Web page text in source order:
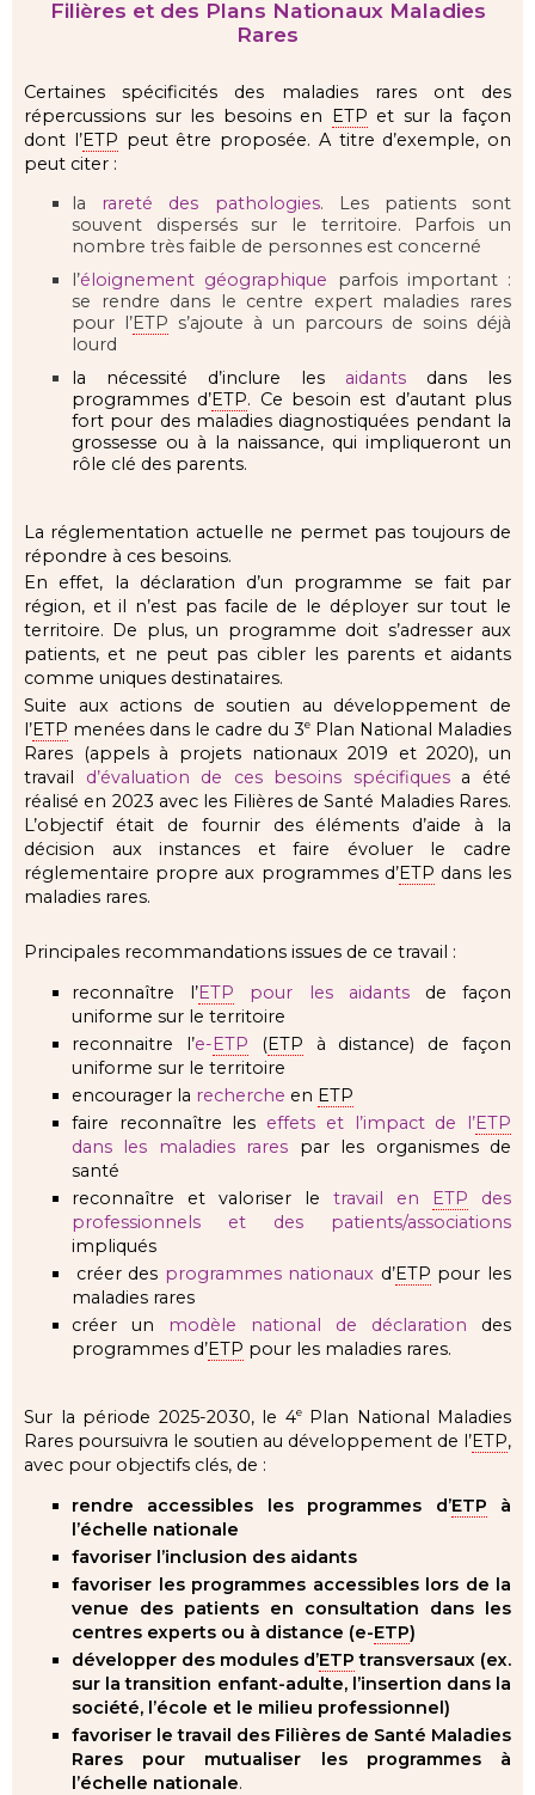
Filières et des Plans Nationaux Maladies
Rares
Certaines spécificités des maladies rares ont des
répercussions sur les besoins en ETP et sur la façon
dont l’ETP peut être proposée. A titre d’exemple, on
peut citer :
la
rareté des pathologies. Les patients sont
souvent dispersés sur le territoire. Parfois un
nombre très faible de personnes est concerné
l’éloignement géographique parfois important :
se rendre dans le centre expert maladies rares
pour l’ETP s’ajoute à un parcours de soins déjà
lourd
la nécessité d’inclure les aidants dans les
programmes d’ETP. Ce besoin est d’autant plus
fort pour des maladies diagnostiquées pendant la
grossesse ou à la naissance, qui impliqueront un
rôle clé des parents.
La réglementation actuelle ne permet pas toujours de
répondre à ces besoins.
En effet, la déclaration d’un programme se fait par
région, et il n’est pas facile de le déployer sur tout le
territoire. De plus, un programme doit s’adresser aux
patients, et ne peut pas cibler les parents et aidants
comme uniques destinataires.
Suite aux actions de soutien au développement de
l’ETP menées dans le cadre du 3e
Plan National Maladies
Rares (appels à projets nationaux 2019 et 2020), un
travail d’évaluation de ces besoins spécifiquesa été
réalisé en 2023 avec les Filières de Santé Maladies Rares.
L’objectif était de fournir des éléments d’aide à la
décision aux instances et faire évoluer le cadre
réglementaire propre aux programmes d’ETP dans les
maladies rares.
Principales recommandations issues de ce travail :
reconnaître l’ETP pour les aidantsde façon
uniforme sur le territoire
reconnaitre l’e- ETP (ETP à distance) de façon
uniforme sur le territoire
encourager la recherche en ETP
faire reconnaître les effets et l’impact de l’ETP
dans les maladies rares par les organismes de
santé
reconnaître et valoriser le travail en ETP des
professionnels et des patients/associations
impliqués
créer des programmes nationaux d’ETP pour les
maladies rares
créer un
modèle national de déclaration des
programmes d’ETP pour les maladies rares.
Sur la période 2025-2030, le 4ePlan National Maladies
Rares poursuivra le soutien au développement de l’ETP,
avec pour objectifs clés, de :
rendre accessibles les programmes d’ETP à
l’échelle nationale
favoriser l’inclusion des aidants
favoriser les programmes accessibles lors de la
venue des patients en consultation dans les
centres experts ou à distance (e-ETP)
développer des modules d’ETP transversaux (ex.
sur la transition enfant-adulte, l’insertion dans la
société, l’école et le milieu professionnel)
favoriser le travail des Filières de Santé Maladies
Rares pour mutualiser les programmes à
l’échelle nationale.